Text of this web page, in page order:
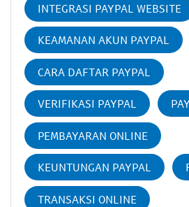
INTEGRASI PAYPAL WEBSITE
KEAMANAN AKUN PAYPAL
CARA DAFTAR PAYPAL
VERIFIKASI PAYPAL
PEMBAYARAN ONLINE
KEUNTUNGAN PAYPAL
TRANSAKSI ONLINE